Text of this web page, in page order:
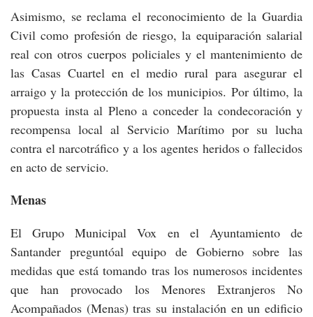
Asimismo, se reclama el reconocimiento de la Guardia
Civil como profesión de riesgo, la equiparación salarial
real con otros cuerpos policiales y el mantenimiento de
las Casas Cuartel en el medio rural para asegurar el
arraigo y la protección de los municipios. Por último, la
propuesta insta al Pleno a conceder la condecoración y
recompensa local al Servicio Marítimo por su lucha
contra el narcotráfico y a los agentes heridos o fallecidos
en acto de servicio.
Menas
El Grupo Municipal Vox en el Ayuntamiento de
Santander preguntóal equipo de Gobierno sobre las
medidas que está tomando tras los numerosos incidentes
que han provocado los Menores Extranjeros No
Acompañados (Menas) tras su instalación en un edificio